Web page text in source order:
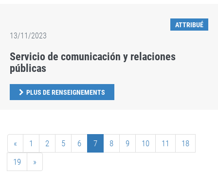
ATTRIBUÉ
13/11/2023
Servicio de comunicación y relaciones
públicas
PLUS DE RENSEIGNEMENTS
« 1 2 5 6 7 8 9 10 11
18
19
»